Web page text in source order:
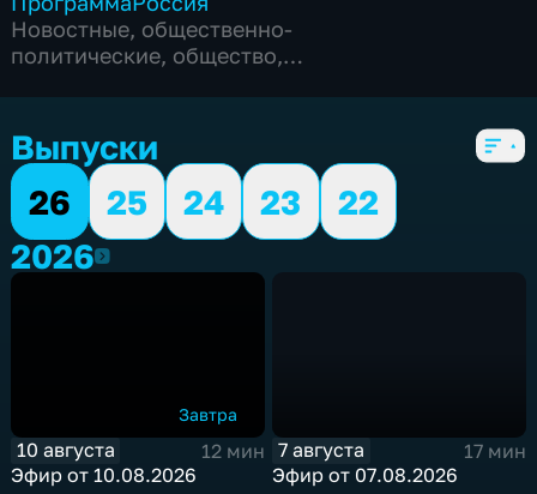
Новостные, общественно-
политические, общество,
5 сезонов, 795 выпусков
Выпуски
26
25 24 23
22
20262026
Завтра
10 августа
12 мин
Эфир от 10.08.2026
7 августа
17 мин
Эфир от 07.08.2026